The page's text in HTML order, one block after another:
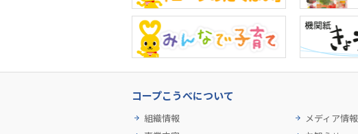
コープこうべについて
組織情報
メディア情